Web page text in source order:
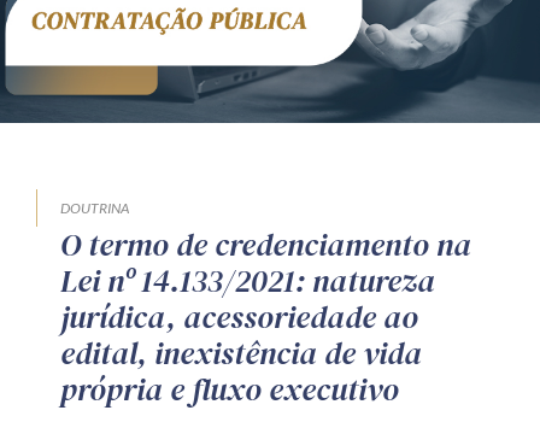
DOUTRINA
O termo de credenciamento na
Lei nº 14.133/2021: natureza
jurídica, acessoriedade ao
edital, inexistência de vida
própria e fluxo executivo